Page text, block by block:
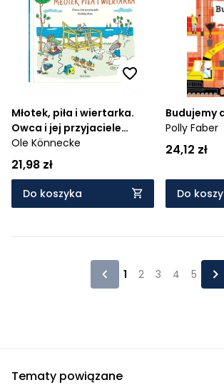
Młotek, piła i wiertarka.
Owca i jej przyjaciele
budują dom
Ole Könnecke
21,98 zł
Do koszyka
Budujemy
Polly Faber
24,12 zł
Do
1 2 3 4 5
Tematy powiązane